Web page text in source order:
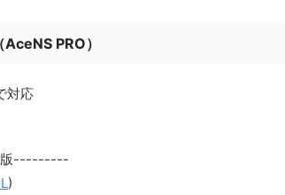
PRO）
対応
版---------
)